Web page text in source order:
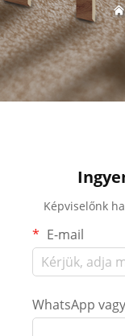
Képviselőnk
E-mail
WhatsApp